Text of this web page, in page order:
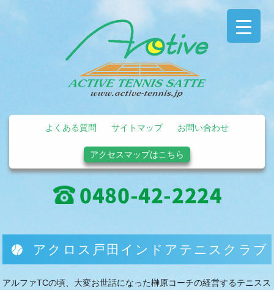
よくある質問 サイトマップ お問い合わせ
アクセスマップはこちら
アクロス戸田インドアテニスクラブ
アルファTCの頃、大変お世話になった榊原コーチの経営するテニスス